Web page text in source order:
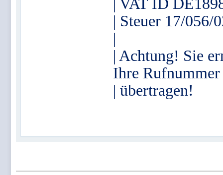
| Steuer 17/056/
|
| Achtung! Sie
Ihre Rufnummer
| übertragen!